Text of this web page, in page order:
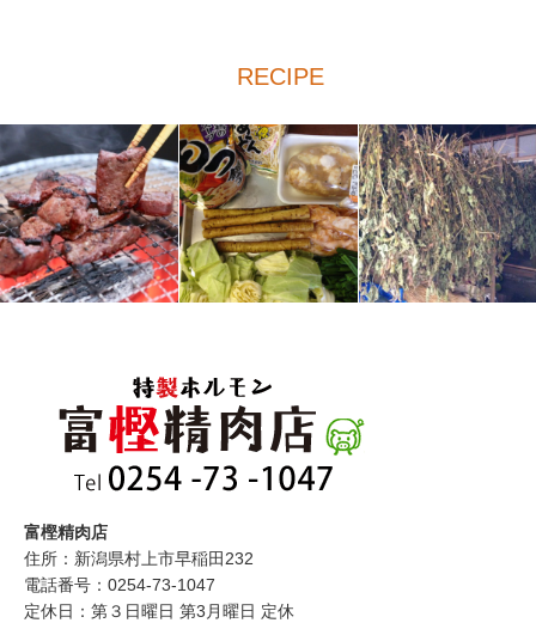
RECIPE
富樫精肉店
住所：新潟県村上市早稲田232
電話番号：0254-73-1047
定休日：第３日曜日 第3月曜日 定休